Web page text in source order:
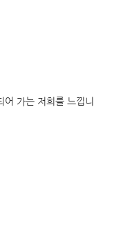
어 가는 저희를 느낍니